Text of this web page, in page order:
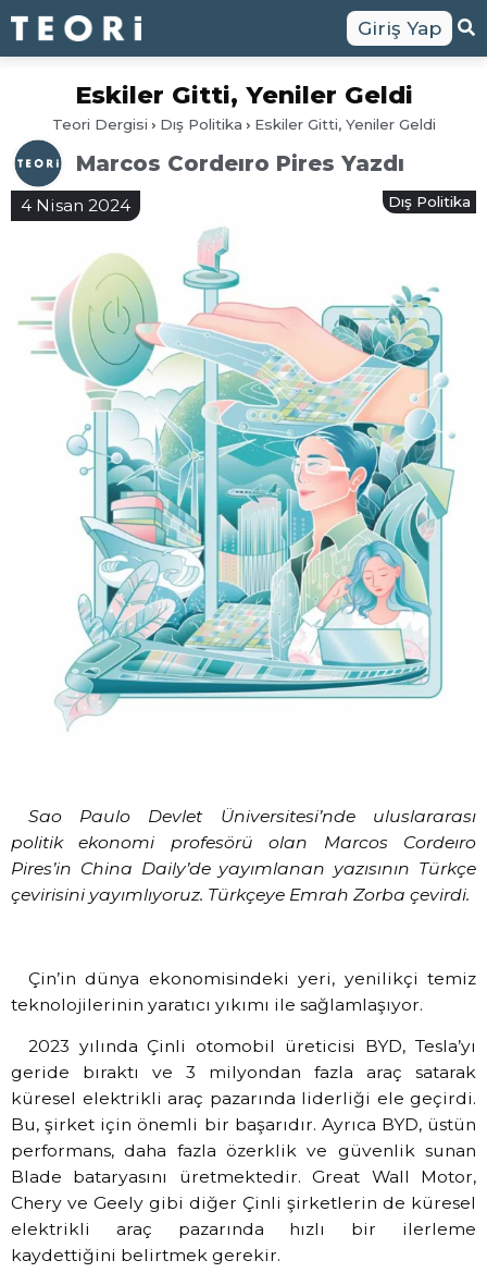
Giriş Yap
Eskiler Gitti, Yeniler Geldi
Teori Dergisi Dış Politika Eskiler Gitti, Yeniler Geldi
Marcos Cordeıro Pires Yazdı
4 Nisan 2024 Dış Politika
Sao Paulo Devlet Üniversitesi’nde uluslararası
politik ekonomi profesörü olan Marcos Cordeıro
Pires’in China Daily’de yayımlanan yazısının Türkçe
çevirisini yayımlıyoruz. Türkçeye Emrah Zorba çevirdi.
Çin’in dünya ekonomisindeki yeri, yenilikçi temiz
teknolojilerinin yaratıcı yıkımı ile sağlamlaşıyor.
2023 yılında Çinli otomobil üreticisi BYD, Tesla’yı
geride bıraktı ve 3 milyondan fazla araç satarak
küresel elektrikli araç pazarında liderliği ele geçirdi.
Bu, şirket için önemli bir başarıdır. Ayrıca BYD, üstün
performans, daha fazla özerklik ve güvenlik sunan
Blade bataryasını üretmektedir. Great Wall Motor,
Chery ve Geely gibi diğer Çinli şirketlerin de küresel
elektrikli araç pazarında hızlı bir ilerleme
kaydettiğini belirtmek gerekir.